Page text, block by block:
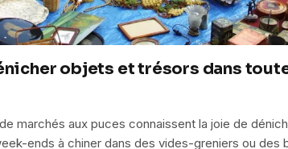
objets et trésors dans
marchés aux puces connaissent la joie de
ends à chiner dans des vides-greniers ou des